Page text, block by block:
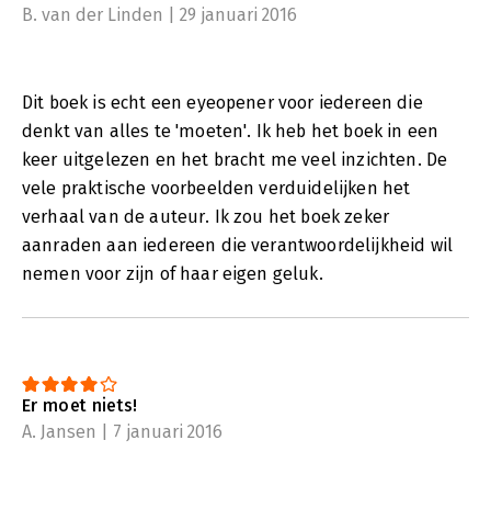
B. van der Linden | 29 januari 2016
Dit boek is echt een eyeopener voor iedereen die
denkt van alles te 'moeten'. Ik heb het boek in een
keer uitgelezen en het bracht me veel inzichten. De
vele praktische voorbeelden verduidelijken het
verhaal van de auteur. Ik zou het boek zeker
aanraden aan iedereen die verantwoordelijkheid wil
nemen voor zijn of haar eigen geluk.
Er moet niets!
A. Jansen | 7 januari 2016